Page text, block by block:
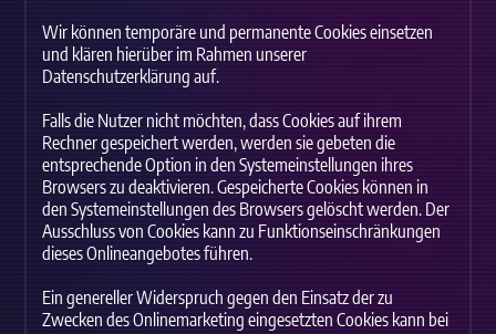
Wir können temporäre und permanente Cookies einsetzen
und klären hierüber im Rahmen unserer
Datenschutzerklärung auf.
Falls die Nutzer nicht möchten, dass Cookies auf ihrem
Rechner gespeichert werden, werden sie gebeten die
entsprechende Option in den Systemeinstellungen ihres
Browsers zu deaktivieren. Gespeicherte Cookies können in
den Systemeinstellungen des Browsers gelöscht werden. Der
Ausschluss von Cookies kann zu Funktionseinschränkungen
dieses Onlineangebotes führen.
Ein genereller Widerspruch gegen den Einsatz der zu
Zwecken des Onlinemarketing eingesetzten Cookies kann bei